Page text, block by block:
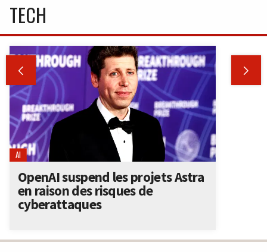
TECH
 
AI
OpenAI suspend les projets Astra
en raison des risques de
cyberattaques